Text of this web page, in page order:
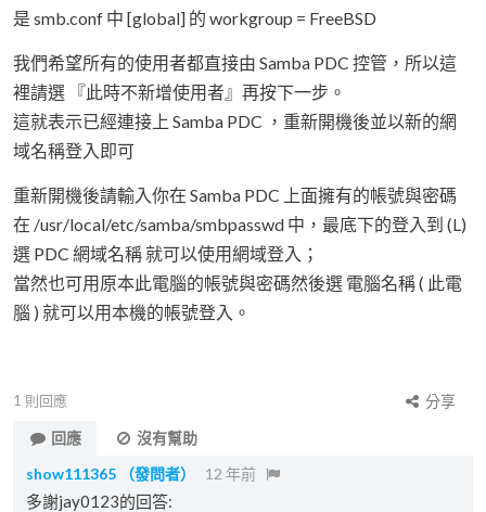
是 smb.conf 中 [global] 的 workgroup = FreeBSD
我們希望所有的使用者都直接由 Samba PDC 控管，所以這
裡請選 『此時不新增使用者』再按下一步。
這就表示已經連接上 Samba PDC ，重新開機後並以新的網
域名稱登入即可
重新開機後請輸入你在 Samba PDC 上面擁有的帳號與密碼
在 /usr/local/etc/samba/smbpasswd 中，最底下的登入到 (L)
選 PDC 網域名稱 就可以使用網域登入；
當然也可用原本此電腦的帳號與密碼然後選 電腦名稱 ( 此電
腦 ) 就可以用本機的帳號登入。
1 則回應
分享
回應
沒有幫助
show111365
（發問者） 12 年前
多謝jay0123的回答: